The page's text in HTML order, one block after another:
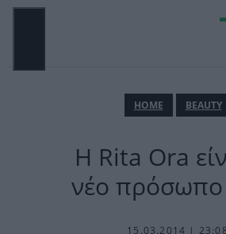
Μετάβαση
ΗΟΜΕ BEAUTY
Η Rita Ora
νέο
15.03.2014 | 23:08